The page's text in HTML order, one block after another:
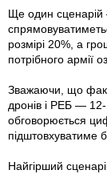
Ще один
розмірі 20%, а
потрібного армії
Зважаючи, що
дронів і РЕБ —
обговорюється
підштовхуватиме
Найгірший